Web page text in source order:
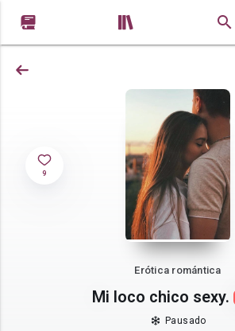

9
Erótica romántica
Mi loco chico sexy.
Pausado